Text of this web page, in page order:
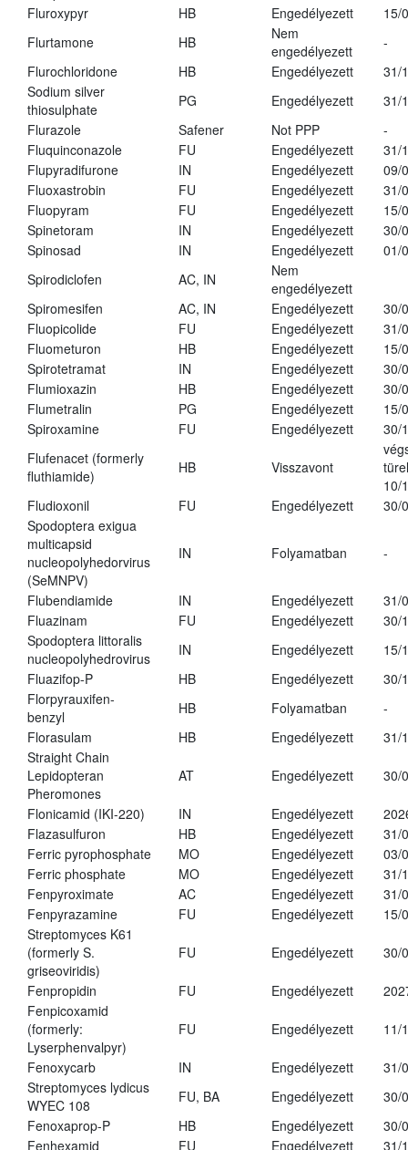
Fluroxypyr
HB Engedélyezett
15/
Flurtamone
HB
Nem
engedélyezett
-
Flurochloridone
HB Engedélyezett
31/
Sodium silver
thiosulphate
PG Engedélyezett
31/
Flurazole
Safener Not PPP
-
Fluquinconazole
FU Engedélyezett
31/
Flupyradifurone
IN Engedélyezett
09/
Fluoxastrobin
FU Engedélyezett
31/
Fluopyram
FU Engedélyezett
15/
Spinetoram
IN Engedélyezett
30/
Spinosad
IN Engedélyezett
01/
Spirodiclofen
AC, IN
Nem
engedélyezett
Spiromesifen
AC, IN Engedélyezett
30/
Fluopicolide
FU Engedélyezett
31/
Fluometuron
HB Engedélyezett
15/
Spirotetramat
IN Engedélyezett
30/
Flumioxazin
HB Engedélyezett
30/
Flumetralin
PG Engedélyezett
15/
Spiroxamine
FU Engedélyezett
30/
Flufenacet (formerly
fluthiamide)
HB Visszavont
10/
Fludioxonil
FU Engedélyezett
30/
Spodoptera exigua
multicapsid
nucleopolyhedorvirus
(SeMNPV)
IN Folyamatban -
Flubendiamide IN Engedélyezett
31/
Fluazinam
FU Engedélyezett
30/
Spodoptera littoralis
nucleopolyhedrovirus
IN Engedélyezett
15/
Fluazifop-P
HB Engedélyezett
30/
Florpyrauxifen-
benzyl
HB Folyamatban
-
Florasulam
HB Engedélyezett
31/
Straight Chain
Lepidopteran
Pheromones
AT Engedélyezett 30/
Flonicamid (IKI-220) IN Engedélyezett
Flazasulfuron
HB Engedélyezett
31/
Ferric pyrophosphate
MO Engedélyezett
03/
Ferric phosphate
MO Engedélyezett
31/
Fenpyroximate
AC Engedélyezett
31/
Fenpyrazamine
FU Engedélyezett
15/
Streptomyces K61
(formerly S.
griseoviridis)
FU Engedélyezett 30/
Fenpropidin FU Engedélyezett
Fenpicoxamid
(formerly:
Lyserphenvalpyr)
FU Engedélyezett 11/
Fenoxycarb IN Engedélyezett
31/
Streptomyces lydicus
WYEC 108
FU, BA Engedélyezett
30/
Fenoxaprop-P
HB Engedélyezett
30/
Fenhexamid
FU Engedélyezett
31/